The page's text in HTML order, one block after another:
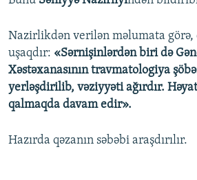
Nazirlikdən verilən məlumata görə,
uşaqdır: «Sərnişinlərdən biri də
Xəstəxanasının travmatologiya
yerləşdirilib, vəziyyəti ağırdır.
qalmaqda davam edir».
Hazırda qəzanın səbəbi araşdırılır.